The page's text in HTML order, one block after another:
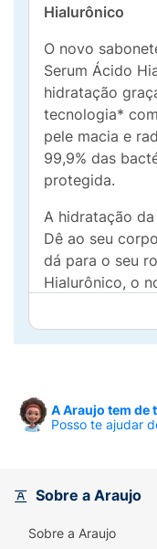
Hialurônico
O novo
Serum Ácido
hidratação
tecnologia*
pele macia e
99,9% das
protegida.
A hidratação
Dê ao seu
dá para o seu
Hialurônico, o
um sistema de
hidratação de
pele, assim
superior a
Castorilla.
Ingredientes
A Araujo tem de
Posso te ajudar
Sobre a Araujo
Sobre a Araujo